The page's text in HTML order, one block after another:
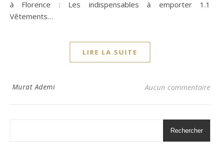
à Florence : Les indispensables à emporter 1.1
Vêtements…
LIRE LA SUITE
Murat Ademi Aucun commentaire
Rechercher